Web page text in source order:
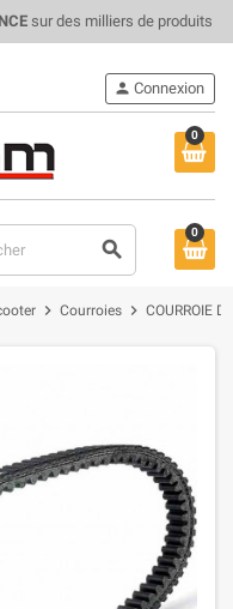
sur des milliers de produits
0
search
person Connexion
0
chevron_right Courroies chevron_right COURROIE